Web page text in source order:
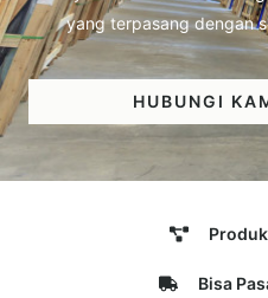
yang terpasang dengan
HUBUNGI
Bisa